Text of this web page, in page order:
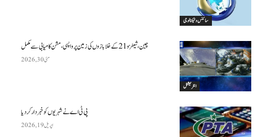
سائنس وٹیکنالوجی
انٹرنیشنل
چین، شینزو 21 کے خلا بازوں کی زمین پر واپسی، مشن کامیابی سے مکمل
مئی 30, 2026
پی ٹی اے نے شہریوں کو خبردار کر دیا
اپریل 19, 2026